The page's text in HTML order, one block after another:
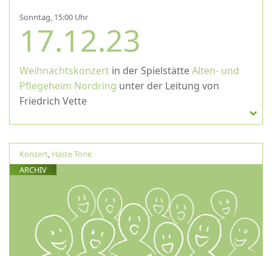
Sonntag, 15:00 Uhr
17.12.23
Weihnachtskonzert in der SpielstätteAlten- und
Pflegeheim Nordring unter der Leitung von
Friedrich Vette
Konzert, Haste Töne
ARCHIV